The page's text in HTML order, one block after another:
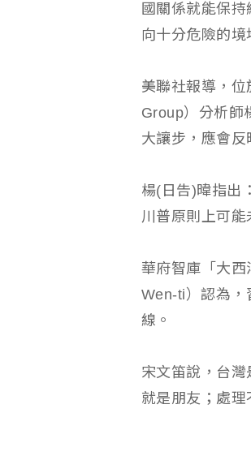
國關係就能保
向十分危險的境
美聯社報導，
Group）分析師
大讓步，應會反
楊(日告)暐指出
川普原則上可能
華府智庫「大
Wen-ti）認為，
線。
宋文笛說，台
就是朋友；處理